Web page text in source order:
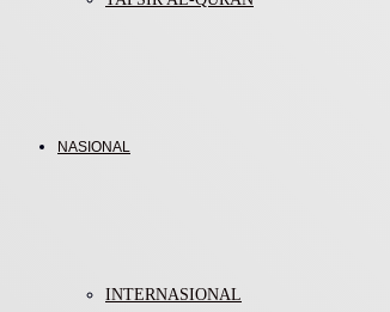
NASIONAL
INTERNASIONAL